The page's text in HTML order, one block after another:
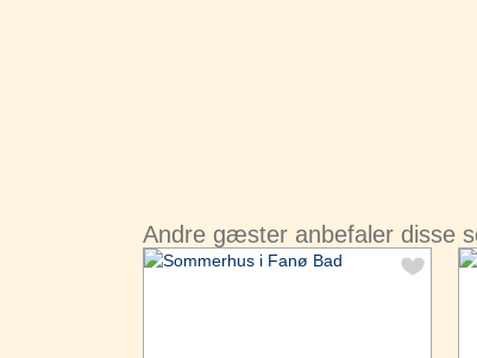
Andre gæster anbefaler disse